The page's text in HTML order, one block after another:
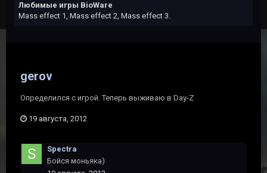
Любимые игры BioWare
Mass effect 1, Mass effect 2, Mass effect 3.
gerov
Определился с игрой. Теперь выживаю в Day-Z
19 августа, 2012
Spectra
Бойся моньяка)